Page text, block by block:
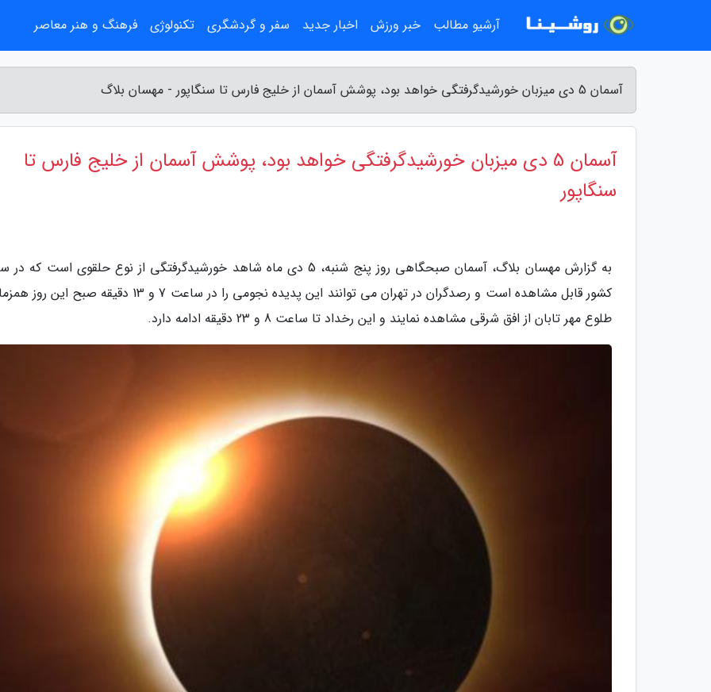
آسمان 5 دی میزبان خورشیدگرفتگی خواهد بود، پوشش آسمان از خلیج فارس تا سنگاپور - مهسان بلاگ
آسمان 5 دی میزبان خورشیدگرفتگی خواهد بود، پوشش آسمان از خلیج فارس تا
سنگاپور
به گزارش مهسان بلاگ، آسمان صبحگاهی روز پنج شنبه، 5 دی ماه شاهد خورشیدگرفتگی از نوع حلقوی است که
کشور قابل مشاهده است و رصدگران در تهران می توانند این پدیده نجومی را در ساعت 7 و 13 دقیقه
طلوع مهر تابان از افق شرقی مشاهده نمایند و این رخداد تا ساعت 8 و 23 دقیقه ادامه دارد.
آرشیو مطالب خبر ورزش اخبار جدید سفر و گردشگری تکنولوژی فرهنگ و هنر معاصر